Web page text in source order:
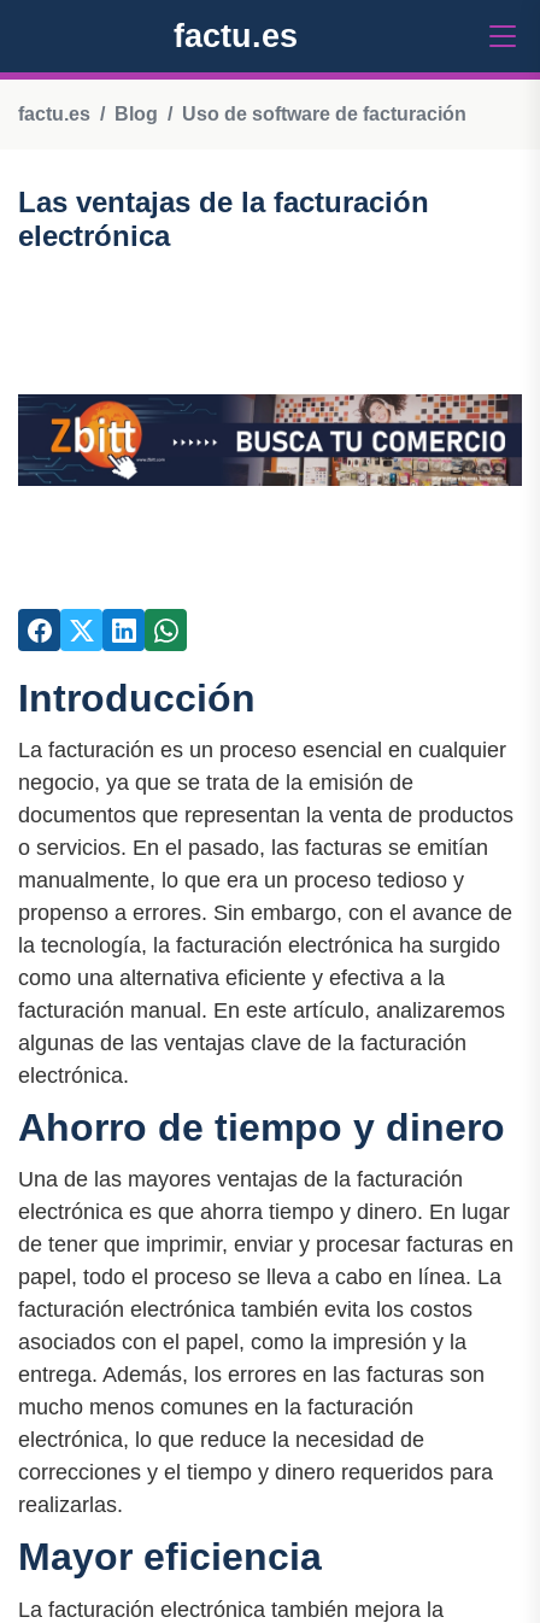
factu.es
factu.es Blog Uso de software de facturación
Las ventajas de la facturación
electrónica
Introducción
La facturación es un proceso esencial en cualquier
negocio, ya que se trata de la emisión de
documentos que representan la venta de productos
o servicios. En el pasado, las facturas se emitían
manualmente, lo que era un proceso tedioso y
propenso a errores. Sin embargo, con el avance de
la tecnología, la facturación electrónica ha surgido
como una alternativa eficiente y efectiva a la
facturación manual. En este artículo, analizaremos
algunas de las ventajas clave de la facturación
electrónica.
Ahorro de tiempo y dinero
Una de las mayores ventajas de la facturación
electrónica es que ahorra tiempo y dinero. En lugar
de tener que imprimir, enviar y procesar facturas en
papel, todo el proceso se lleva a cabo en línea. La
facturación electrónica también evita los costos
asociados con el papel, como la impresión y la
entrega. Además, los errores en las facturas son
mucho menos comunes en la facturación
electrónica, lo que reduce la necesidad de
correcciones y el tiempo y dinero requeridos para
realizarlas.
Mayor eficiencia
La facturación electrónica también mejora la